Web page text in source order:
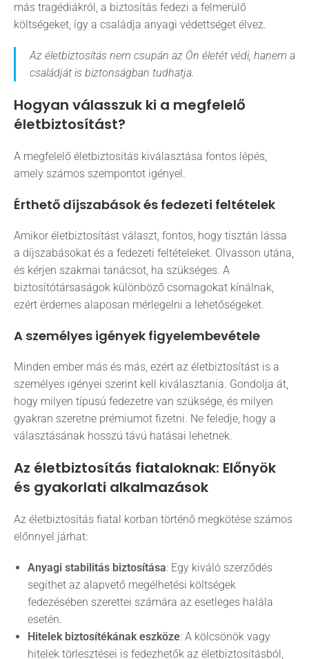
más tragédiákról, a biztosítás fedezi a felmerülő
költségeket, így a családja anyagi védettséget élvez.
Az életbiztosítás nem csupán az Ön életét védi, hanem a
családját is biztonságban tudhatja.
Hogyan válasszuk ki a megfelelő
életbiztosítást?
A megfelelő életbiztosítás kiválasztása fontos lépés,
amely számos szempontot igényel.
Érthető díjszabások és fedezeti feltételek
Amikor életbiztosítást választ, fontos, hogy tisztán lássa
a díjszabásokat és a fedezeti feltételeket. Olvasson utána,
és kérjen szakmai tanácsot, ha szükséges. A
biztosítótársaságok különböző csomagokat kínálnak,
ezért érdemes alaposan mérlegelni a lehetőségeket.
A személyes igények figyelembevétele
Minden ember más és más, ezért az életbiztosítást is a
személyes igényei szerint kell kiválasztania. Gondolja át,
hogy milyen típusú fedezetre van szüksége, és milyen
gyakran szeretne prémiumot fizetni. Ne feledje, hogy a
választásának hosszú távú hatásai lehetnek.
Az életbiztosítás fiataloknak: Előnyök
és gyakorlati alkalmazások
Az életbiztosítás fiatal korban történő megkötése számos
előnnyel járhat:
Anyagi stabilitás biztosítása: Egy kiváló szerződés
segíthet az alapvető megélhetési költségek
fedezésében szerettei számára az esetleges halála
esetén.
Hitelek biztosítékának eszköze: A kölcsönök vagy
hitelek törlesztései is fedezhetők az életbiztosításból,